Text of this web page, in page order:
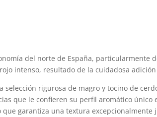
del norte de España, particularmente
intenso, resultado de la cuidadosa
rigurosa de magro y tocino de
que le confieren su perfil aromático
garantiza una textura excepcionalmente